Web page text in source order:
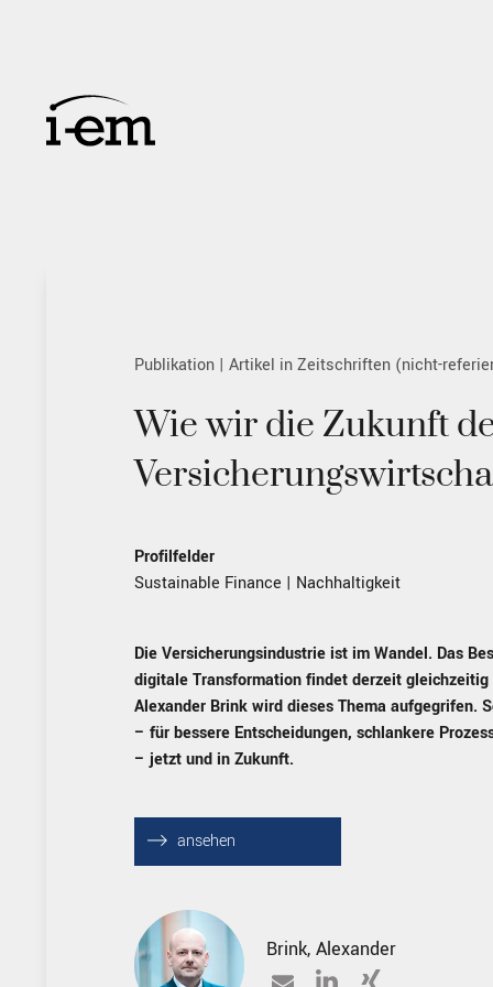
Publikation | Artikel in Zeitschriften (nicht-
Wie wir die Zukunft
Profilfelder
Sustainable Finance | Nachhaltigkeit
Die Versicherungsindustrie ist im Wandel. Das
digitale Transformation findet derzeit
Alexander Brink wird dieses Thema aufgegrifen.
– für bessere Entscheidungen, schlankere
– jetzt und in Zukunft.
⟶ ansehen
Brink, Alexander